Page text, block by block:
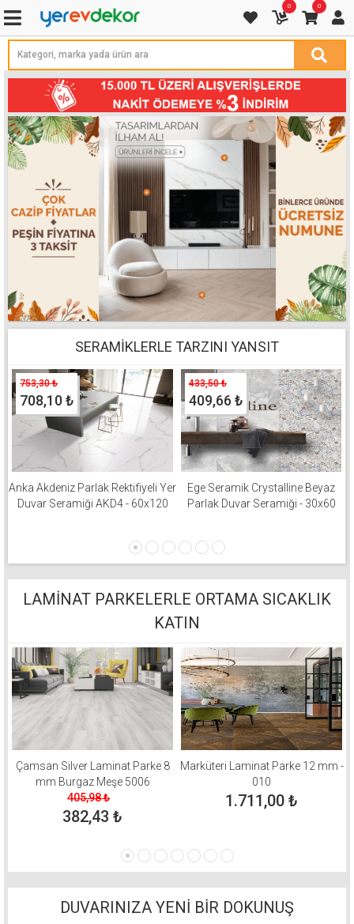
0 0
SERAMIKLERLE TARZINI YANSIT
Anka Akdeniz Parlak Rektifiyeli Yer
Duvar Seramiği AKD4 - 60x120
753,30₺
708,10₺
Ege Seramik Crystalline Beyaz
Parlak Duvar Seramiği - 30x60
433,50₺
409,66 ₺
LAMİNAT PARKELERLE ORTAMA SICAKLIK
KATIN
Çamsan Silver Laminat Parke 8
mm Burgaz Meşe 5006
405,98₺
382,43 ₺
Marküteri Laminat Parke 12 mm -
010
1.711,00 ₺
DUVARINIZA YENİ BİR DOKUNUŞ